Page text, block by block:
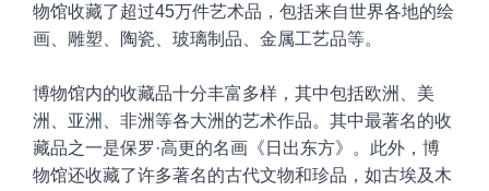
物馆收藏了超过45万件艺术品，包括来自世界各地的绘
画、雕塑、陶瓷、玻璃制品、金属工艺品等。
博物馆内的收藏品十分丰富多样，其中包括欧洲、美
洲、亚洲、非洲等各大洲的艺术作品。其中最著名的收
藏品之一是保罗·高更的名画《日出东方》。此外，博
物馆还收藏了许多著名的古代文物和珍品，如古埃及木